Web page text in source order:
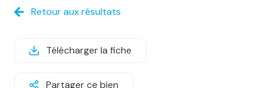
biens
locations
à
loués
équipe
Retour aux résultats
Télécharger la fiche
Partager ce bien